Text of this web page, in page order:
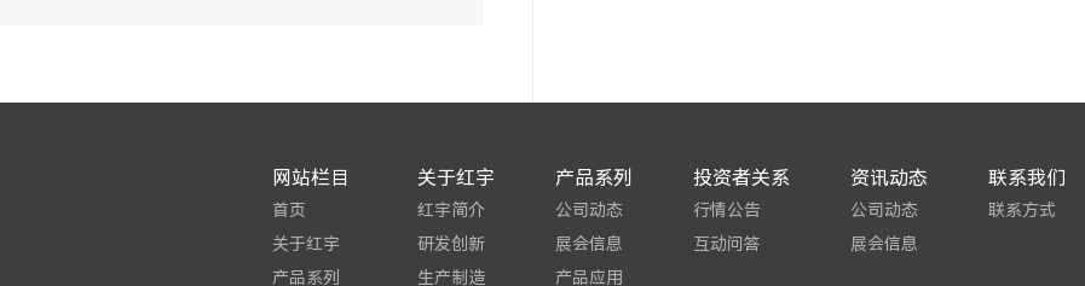
网站栏目
首页
关于红宇
产品系列
关于红宇
红宇简介
研发创新
生产制造
产品系列
公司动态
展会信息
产品应用
投资者关系
行情公告
互动问答
资讯动态
公司动态
展会信息
联系我们
联系方式